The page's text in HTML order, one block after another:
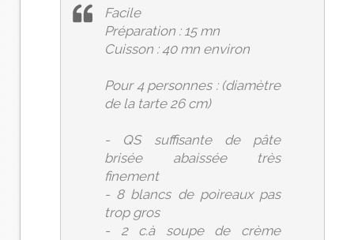
Facile
Préparation : 15 mn
Cuisson : 40 mn environ
Pour 4 personnes : (diamètre
de la tarte 26 cm)
- QS suffisante de pâte
brisée abaissée très
finement
- 8 blancs de poireaux pas
trop gros
- 2 c.à soupe de crème